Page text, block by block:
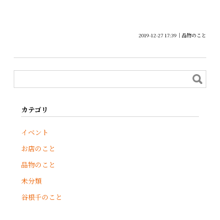
2019-12-27 17:39 品物のこと
カテゴリ
イベント
お店のこと
品物のこと
未分類
谷根千のこと